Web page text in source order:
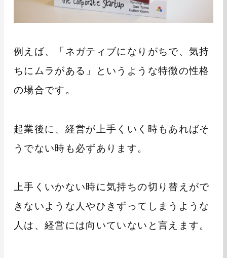
例えば、「ネガティブになりがちで、気持
ちにムラがある」というような特徴の性格
の場合です。
起業後に、経営が上手くいく時もあればそ
うでない時も必ずあります。
上手くいかない時に気持ちの切り替えがで
きないような人やひきずってしまうような
人は、経営には向いていないと言えます。